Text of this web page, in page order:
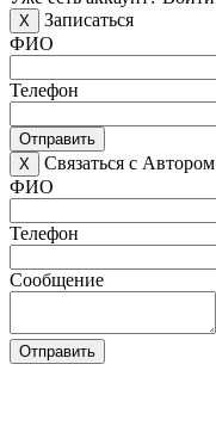
X
Записаться
ФИО
Телефон
Отправить
X
Связаться с Автором
ФИО
Телефон
Сообщение
Отправить